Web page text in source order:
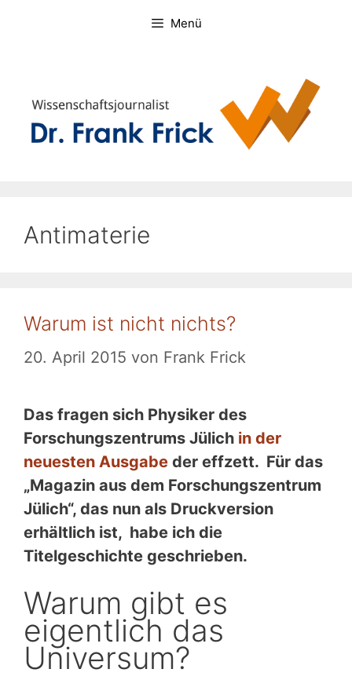
Menü
Antimaterie
Warum ist nicht nichts?
20. April 2015 von Frank Frick
Das fragen sich Physiker des
Forschungszentrums Jülich in der
neuesten Ausgabe der effzett. Für das
„Magazin aus dem Forschungszentrum
Jülich“, das nun als Druckversion
erhältlich ist, habe ich die
Titelgeschichte geschrieben.
Warum gibt es
eigentlich das
Universum?